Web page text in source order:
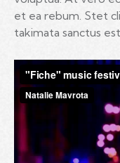
et ea rebum. Stet
takimata sanctus